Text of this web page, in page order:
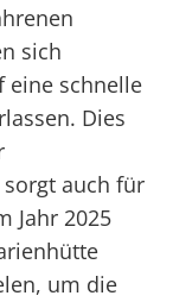
sich
eine schnelle
Dies
auch für
Jahr 2025
um die